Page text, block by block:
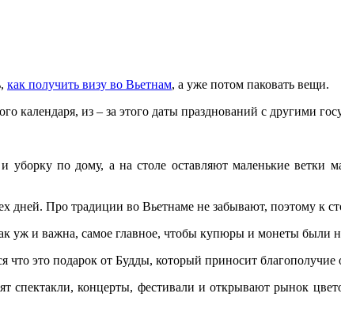
как получить визу во Вьетнам, а уже потом паковать вещи.
календаря, из – за этого даты празднований с другими
по дому, а на столе оставляют маленькие ветки
дней. Про традиции во Вьетнаме не забывают, поэтому к
уж и важна, самое главное, чтобы купюры и монеты были
это подарок от Будды, который приносит благополучие
концерты, фестивали и открывают рынок